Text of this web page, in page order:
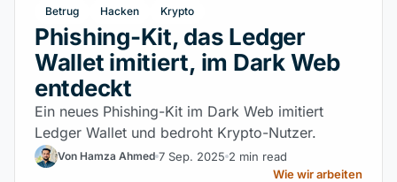
Betrug Hacken Krypto
Phishing-Kit, das Ledger
Wallet imitiert, im Dark Web
entdeckt
Ein neues Phishing-Kit im Dark Web imitiert
Ledger Wallet und bedroht Krypto-Nutzer.
Von Hamza Ahmed 7 Sep. 2025 2 min read
Wie wir arbeiten